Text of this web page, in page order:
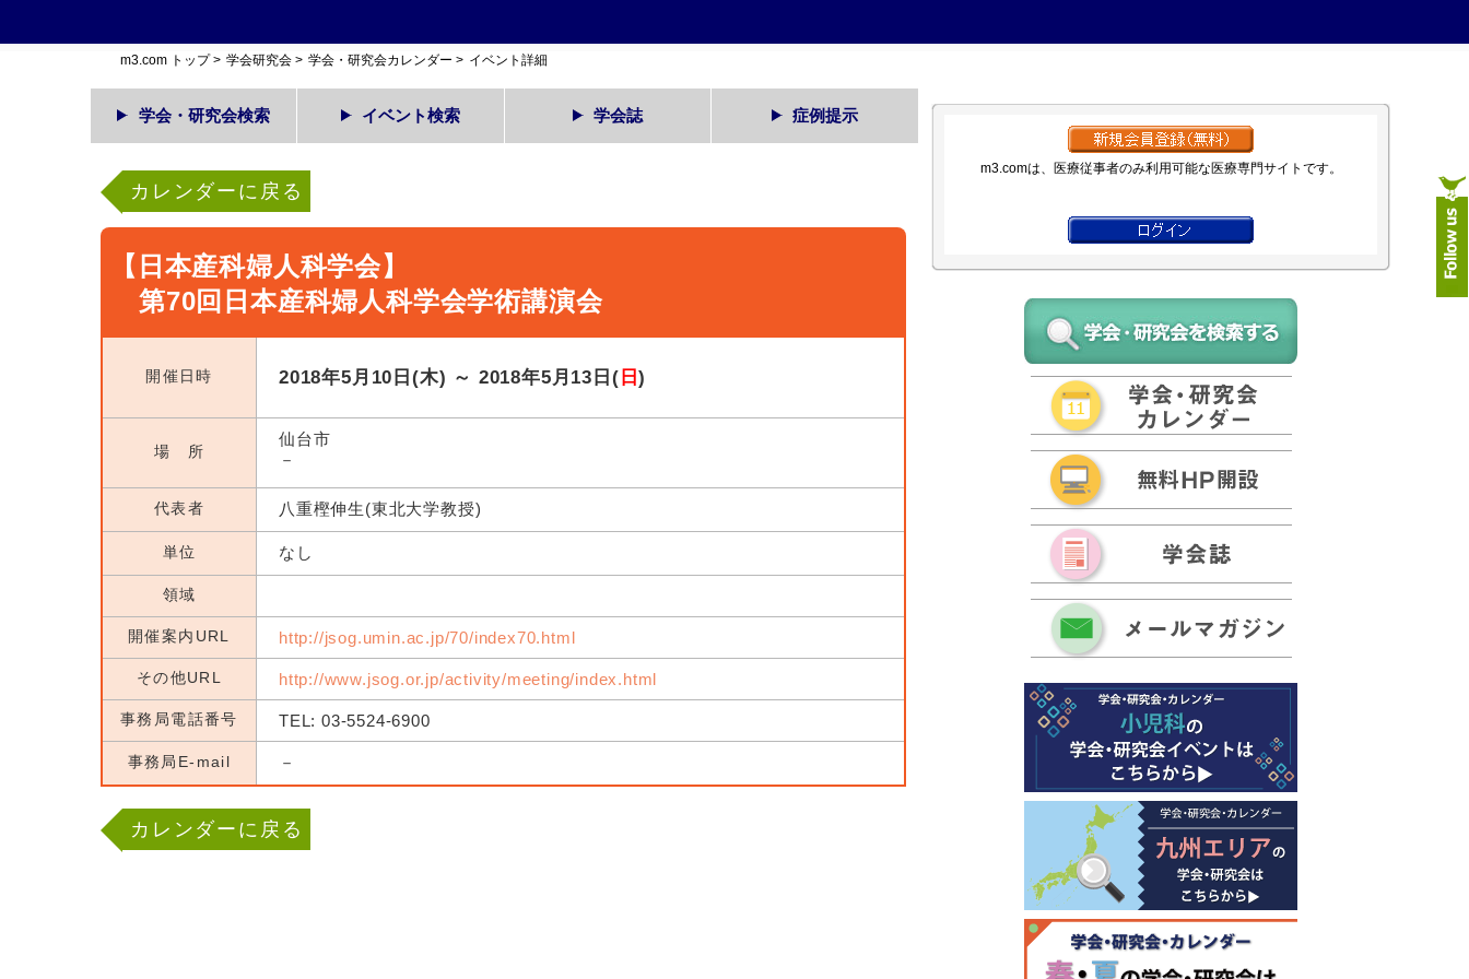
m3.com トップ> 学会研究会 > 学会・研究会カレンダー > イベント詳細
学会・研究会検索 イベント検索 学会誌 症例提示
カレンダーに戻る
【日本産科婦人科学会】
第70回日本産科婦人科学会学術講演会
開催日時 2018年5月10日(木) ～ 2018年5月13日( 日)
場 所
仙台市
－
代表者 八重樫伸生(東北大学教授)
単位 なし
領域
開催案内URL http://jsog.umin.ac.jp/70/index70.html
その他URL http://www.jsog.or.jp/activity/meeting/index.html
事務局電話番号 TEL: 03-5524-6900
事務局E-mail －
カレンダーに戻る
m3.comは、医療従事者のみ利用可能な医療専門サイトです。